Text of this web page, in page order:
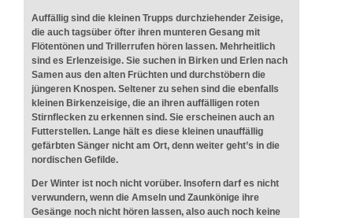
Auffällig sind die kleinen Trupps durchziehender Zeisige,
die auch tagsüber öfter ihren munteren Gesang mit
Flötentönen und Trillerrufen hören lassen. Mehrheitlich
sind es Erlenzeisige. Sie suchen in Birken und Erlen nach
Samen aus den alten Früchten und durchstöbern die
jüngeren Knospen. Seltener zu sehen sind die ebenfalls
kleinen Birkenzeisige, die an ihren auffälligen roten
Stirnflecken zu erkennen sind. Sie erscheinen auch an
Futterstellen. Lange hält es diese kleinen unauffällig
gefärbten Sänger nicht am Ort, denn weiter geht’s in die
nordischen Gefilde.
Der Winter ist noch nicht vorüber. Insofern darf es nicht
verwundern, wenn die Amseln und Zaunkönige ihre
Gesänge noch nicht hören lassen, also auch noch keine